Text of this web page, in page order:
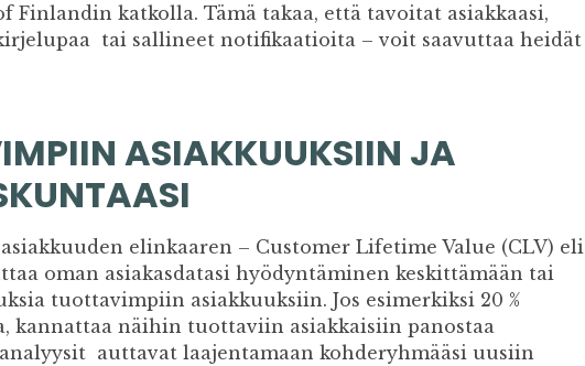
Finlandin katkolla. Tämä takaa, että tavoitat asiakkaasi,
tai sallineet notifikaatioita – voit saavuttaa heidät
ASIAKKUUKSIIN JA
elinkaaren – Customer Lifetime Value (CLV) eli
oman asiakasdatasi hyödyntäminen keskittämään tai
tuottavimpiin asiakkuuksiin. Jos esimerkiksi 20 %
kannattaa näihin tuottaviin asiakkaisiin panostaa
auttavat laajentamaan kohderyhmääsi uusiin